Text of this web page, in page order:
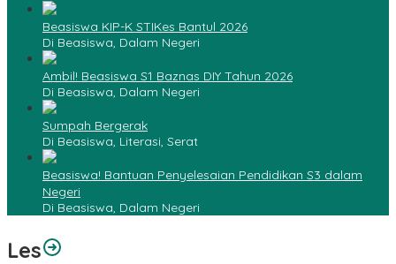
Beasiswa KIP-K STIKes Bantul 2026
Di Beasiswa, Dalam Negeri
Ambil! Beasiswa S1 Baznas DIY Tahun 2026
Di Beasiswa, Dalam Negeri
Sumpah Bergerak
Di Beasiswa, Literasi, Serat
Beasiswa! Bantuan Penyelesaian Pendidikan S3 dalam
Negeri
Di Beasiswa, Dalam Negeri
Les